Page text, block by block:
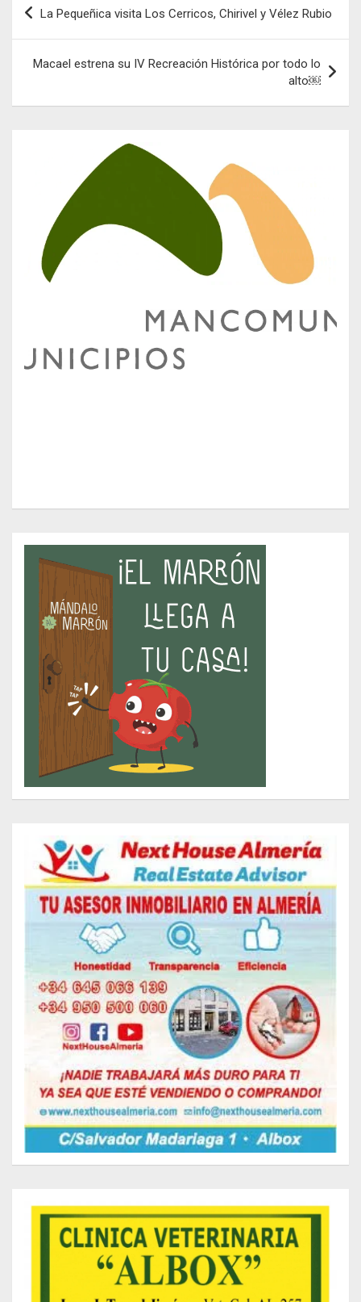
La Pequeñica visita Los Cerricos, Chirivel y Vélez Rubio
Macael estrena su IV Recreación Histórica por todo lo
alto￼